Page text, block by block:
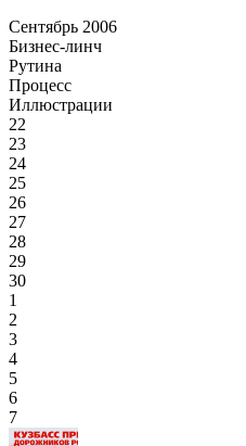
Сентябрь 2006
Бизнес-линч
Рутина
Процесс
Иллюстрации
22
23
24
25
26
27
28
29
30
1
2
3
4
5
6
7